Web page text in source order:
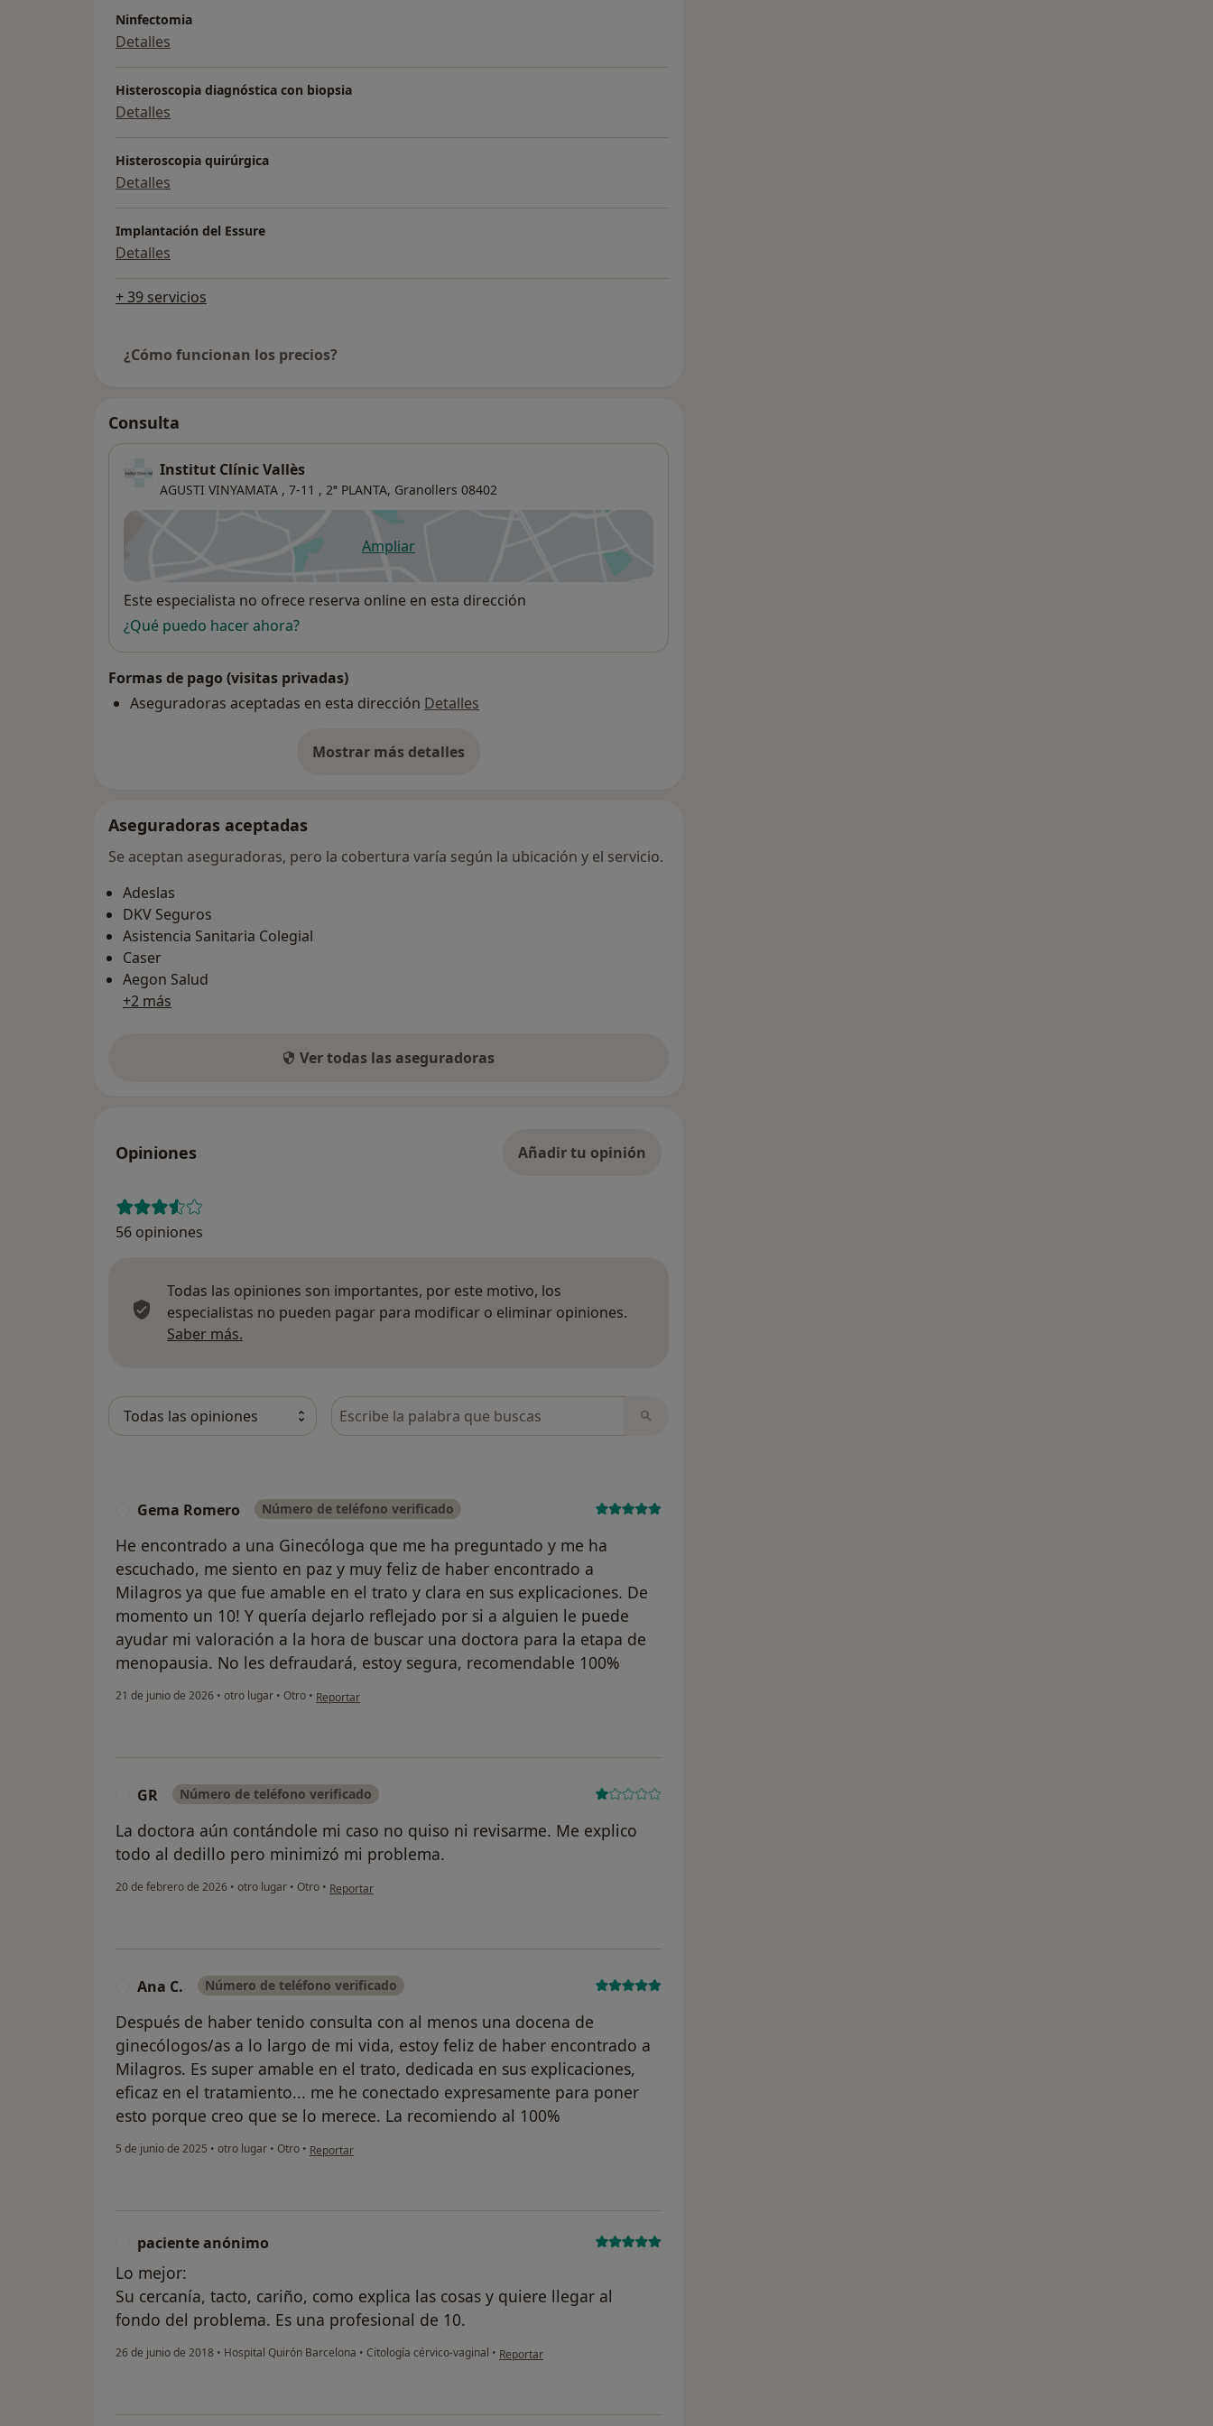
Ninfectomia
Detalles
Histeroscopia diagnóstica con biopsia
Detalles
Histeroscopia quirúrgica
Detalles
Implantación del Essure
Detalles
+ 39 servicios
¿Cómo funcionan los precios?
Consulta
Institut Clínic Vallès
AGUSTI VINYAMATA , 7-11 , 2ª PLANTA, Granollers 08402
Ampliarse abre en una nueva pestaña
Disponibilidad
Este especialista no ofrece reserva online en esta dirección
¿Qué puedo hacer ahora?
Formas de pago (visitas privadas)
Aseguradoras aceptadas en esta dirección Detalles
Mostrar más detalles
sobre la dirección
Aseguradoras aceptadas
Se aceptan aseguradoras, pero la cobertura varía según la ubicación y el servicio.
Adeslas
DKV Seguros
Asistencia Sanitaria Colegial
Caser
Aegon Salud
+2 más
Ver todas las aseguradoras
Opiniones Añadir tu opinión
56 opiniones
Todas las opiniones son importantes, por este motivo, los
especialistas no pueden pagar para modificar o eliminar opiniones.
Saber más.
Busca en opiniones
Gema Romero Número de teléfono verificado
He encontrado a una Ginecóloga que me ha preguntado y me ha
escuchado, me siento en paz y muy feliz de haber encontrado a
Milagros ya que fue amable en el trato y clara en sus explicaciones. De
momento un 10! Y quería dejarlo reflejado por si a alguien le puede
ayudar mi valoración a la hora de buscar una doctora para la etapa de
menopausia. No les defraudará, estoy segura, recomendable 100%
21 de junio de 2026 • otro lugar • Otro • en opinión del usuario Gema Romero
Reportar
GR Número de teléfono verificado
La doctora aún contándole mi caso no quiso ni revisarme. Me explico
todo al dedillo pero minimizó mi problema.
20 de febrero de 2026 • otro lugar • Otro • en opinión del usuario GR
Reportar
Ana C. Número de teléfono verificado
Después de haber tenido consulta con al menos una docena de
ginecólogos/as a lo largo de mi vida, estoy feliz de haber encontrado a
Milagros. Es super amable en el trato, dedicada en sus explicaciones,
eficaz en el tratamiento... me he conectado expresamente para poner
esto porque creo que se lo merece. La recomiendo al 100%
5 de junio de 2025 • otro lugar • Otro • en opinión del usuario Ana C.
Reportar
paciente anónimo
Lo mejor:
Su cercanía, tacto, cariño, como explica las cosas y quiere llegar al
fondo del problema. Es una profesional de 10.
26 de junio de 2018 • Hospital Quirón Barcelona • Citología cérvico-vaginal • en opinión del usuario paciente anónimo
Reportar